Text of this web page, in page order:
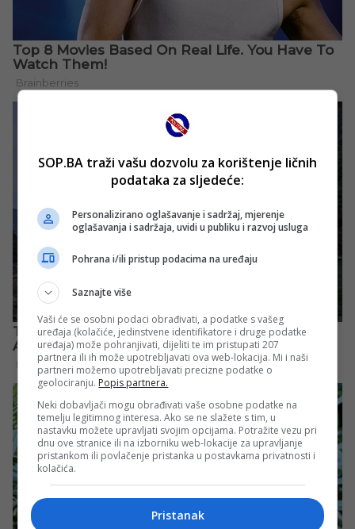
SOP.BA traži vašu dozvolu za korištenje ličnih
podataka za sljedeće:
Personalizirano oglašavanje i sadržaj, mjerenje
oglašavanja i sadržaja, uvidi u publiku i razvoj usluga
Pohrana i/ili pristup podacima na uređaju
Saznajte više
Vaši će se osobni podaci obrađivati, a podatke s vašeg
uređaja (kolačiće, jedinstvene identifikatore i druge podatke
uređaja) može pohranjivati, dijeliti te im pristupati 207
partnera ili ih može upotrebljavati ova web-lokacija. Mi i naši
partneri možemo upotrebljavati precizne podatke o
geolociranju. Popis partnera.
Neki dobavljači mogu obrađivati vaše osobne podatke na
temelju legitimnog interesa. Ako se ne slažete s tim, u
nastavku možete upravljati svojim opcijama. Potražite vezu pri
dnu ove stranice ili na izborniku web-lokacije za upravljanje
pristankom ili povlačenje pristanka u postavkama privatnosti i
kolačića.
Pristanak